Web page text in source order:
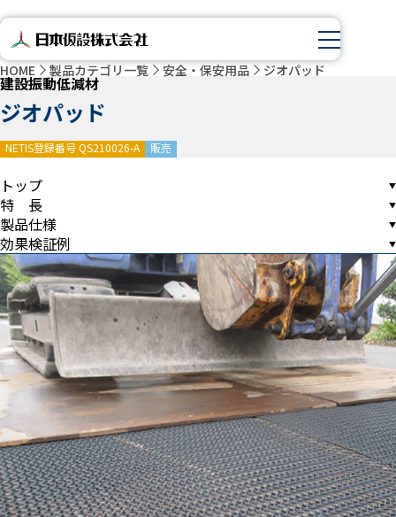
HOME 製品カテゴリ一覧 安全・保安用品 ジオパッド
建設振動低減材
ジオパッド
NETIS登録番号 QS210026-A 販売
トップ
特 長
製品仕様
効果検証例